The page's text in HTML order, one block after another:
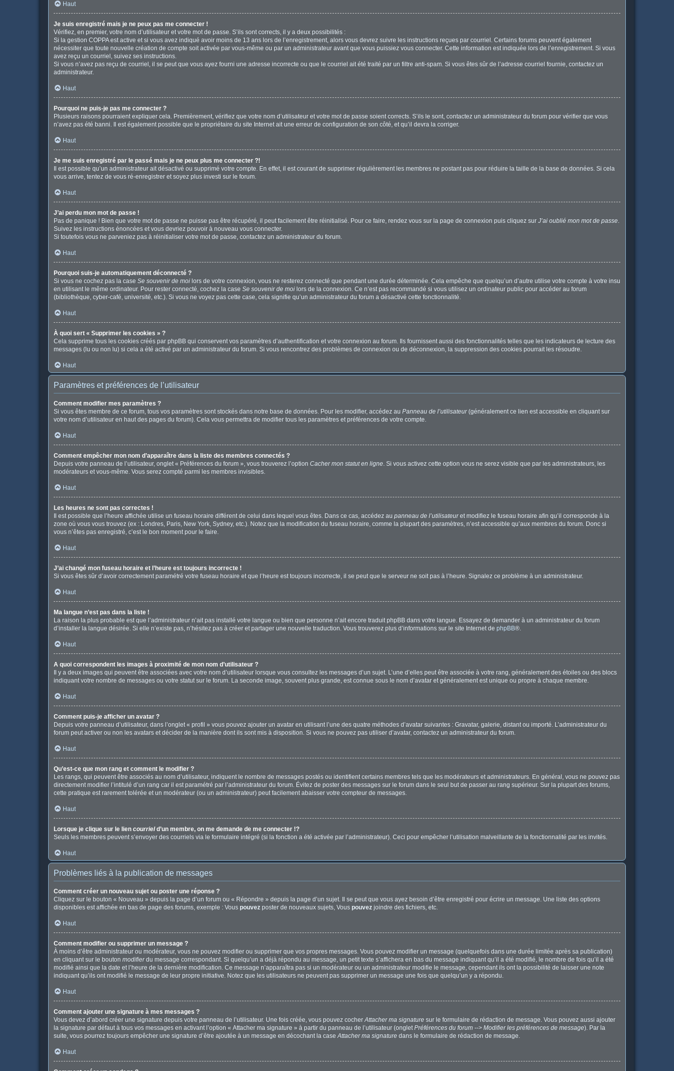
Haut
Je suis enregistré mais je ne peux pas me connecter !
Vérifiez, en premier, votre nom d’utilisateur et votre mot de passe. S’ils sont corrects, il y a deux possibilités :
Si la gestion COPPA est active et si vous avez indiqué avoir moins de 13 ans lors de l’enregistrement, alors vous devrez suivre les instructions reçues par courriel. Certains forums peuvent également
nécessiter que toute nouvelle création de compte soit activée par vous-même ou par un administrateur avant que vous puissiez vous connecter. Cette information est indiquée lors de l’enregistrement. Si vous
avez reçu un courriel, suivez ses instructions.
Si vous n’avez pas reçu de courriel, il se peut que vous ayez fourni une adresse incorrecte ou que le courriel ait été traité par un filtre anti-spam. Si vous êtes sûr de l’adresse courriel fournie, contactez un
administrateur.
Haut
Pourquoi ne puis-je pas me connecter ?
Plusieurs raisons pourraient expliquer cela. Premièrement, vérifiez que votre nom d’utilisateur et votre mot de passe soient corrects. S’ils le sont, contactez un administrateur du forum pour vérifier que vous
n’avez pas été banni. Il est également possible que le propriétaire du site Internet ait une erreur de configuration de son côté, et qu’il devra la corriger.
Haut
Je me suis enregistré par le passé mais je ne peux plus me connecter ?!
Il est possible qu’un administrateur ait désactivé ou supprimé votre compte. En effet, il est courant de supprimer régulièrement les membres ne postant pas pour réduire la taille de la base de données. Si cela
vous arrive, tentez de vous ré-enregistrer et soyez plus investi sur le forum.
Haut
J’ai perdu mon mot de passe !
Pas de panique ! Bien que votre mot de passe ne puisse pas être récupéré, il peut facilement être réinitialisé. Pour ce faire, rendez vous sur la page de connexion puis cliquez sur J’ai oublié mon mot de passe.
Suivez les instructions énoncées et vous devriez pouvoir à nouveau vous connecter.
Si toutefois vous ne parveniez pas à réinitialiser votre mot de passe, contactez un administrateur du forum.
Haut
Pourquoi suis-je automatiquement déconnecté ?
Si vous ne cochez pas la case Se souvenir de moi lors de votre connexion, vous ne resterez connecté que pendant une durée déterminée. Cela empêche que quelqu’un d’autre utilise votre compte à votre insu
en utilisant le même ordinateur. Pour rester connecté, cochez la case Se souvenir de moi lors de la connexion. Ce n’est pas recommandé si vous utilisez un ordinateur public pour accéder au forum
(bibliothèque, cyber-café, université, etc.). Si vous ne voyez pas cette case, cela signifie qu’un administrateur du forum a désactivé cette fonctionnalité.
Haut
À quoi sert « Supprimer les cookies » ?
Cela supprime tous les cookies créés par phpBB qui conservent vos paramètres d’authentification et votre connexion au forum. Ils fournissent aussi des fonctionnalités telles que les indicateurs de lecture des
messages (lu ou non lu) si cela a été activé par un administrateur du forum. Si vous rencontrez des problèmes de connexion ou de déconnexion, la suppression des cookies pourrait les résoudre.
Haut
Paramètres et préférences de l’utilisateur
Comment modifier mes paramètres ?
Si vous êtes membre de ce forum, tous vos paramètres sont stockés dans notre base de données. Pour les modifier, accédez au Panneau de l’utilisateur(généralement ce lien est accessible en cliquant sur
votre nom d’utilisateur en haut des pages du forum). Cela vous permettra de modifier tous les paramètres et préférences de votre compte.
Haut
Comment empêcher mon nom d’apparaître dans la liste des membres connectés ?
Depuis votre panneau de l’utilisateur, onglet « Préférences du forum », vous trouverez l’option Cacher mon statut en ligne. Si vous activez cette option vous ne serez visible que par les administrateurs, les
modérateurs et vous-même. Vous serez compté parmi les membres invisibles.
Haut
Les heures ne sont pas correctes !
Il est possible que l’heure affichée utilise un fuseau horaire différent de celui dans lequel vous êtes. Dans ce cas, accédez au panneau de l’utilisateuret modifiez le fuseau horaire afin qu’il corresponde à la
zone où vous vous trouvez (ex : Londres, Paris, New York, Sydney, etc.). Notez que la modification du fuseau horaire, comme la plupart des paramètres, n’est accessible qu’aux membres du forum. Donc si
vous n’êtes pas enregistré, c’est le bon moment pour le faire.
Haut
J’ai changé mon fuseau horaire et l’heure est toujours incorrecte !
Si vous êtes sûr d’avoir correctement paramétré votre fuseau horaire et que l’heure est toujours incorrecte, il se peut que le serveur ne soit pas à l’heure. Signalez ce problème à un administrateur.
Haut
Ma langue n’est pas dans la liste !
La raison la plus probable est que l’administrateur n’ait pas installé votre langue ou bien que personne n’ait encore traduit phpBB dans votre langue. Essayez de demander à un administrateur du forum
d’installer la langue désirée. Si elle n’existe pas, n’hésitez pas à créer et partager une nouvelle traduction. Vous trouverez plus d’informations sur le site Internet de phpBB®.
Haut
A quoi correspondent les images à proximité de mon nom d’utilisateur ?
Il y a deux images qui peuvent être associées avec votre nom d’utilisateur lorsque vous consultez les messages d’un sujet. L’une d’elles peut être associée à votre rang, généralement des étoiles ou des blocs
indiquant votre nombre de messages ou votre statut sur le forum. La seconde image, souvent plus grande, est connue sous le nom d’avatar et généralement est unique ou propre à chaque membre.
Haut
Comment puis-je afficher un avatar ?
Depuis votre panneau d’utilisateur, dans l’onglet « profil » vous pouvez ajouter un avatar en utilisant l’une des quatre méthodes d’avatar suivantes : Gravatar, galerie, distant ou importé. L’administrateur du
forum peut activer ou non les avatars et décider de la manière dont ils sont mis à disposition. Si vous ne pouvez pas utiliser d’avatar, contactez un administrateur du forum.
Haut
Qu’est-ce que mon rang et comment le modifier ?
Les rangs, qui peuvent être associés au nom d’utilisateur, indiquent le nombre de messages postés ou identifient certains membres tels que les modérateurs et administrateurs. En général, vous ne pouvez pas
directement modifier l’intitulé d’un rang car il est paramétré par l’administrateur du forum. Évitez de poster des messages sur le forum dans le seul but de passer au rang supérieur. Sur la plupart des forums,
cette pratique est rarement tolérée et un modérateur (ou un administrateur) peut facilement abaisser votre compteur de messages.
Haut
Lorsque je clique sur le lien courrield’un membre, on me demande de me connecter !?
Seuls les membres peuvent s’envoyer des courriels via le formulaire intégré (si la fonction a été activée par l’administrateur). Ceci pour empêcher l’utilisation malveillante de la fonctionnalité par les invités.
Haut
Problèmes liés à la publication de messages
Comment créer un nouveau sujet ou poster une réponse ?
Cliquez sur le bouton « Nouveau » depuis la page d’un forum ou « Répondre » depuis la page d’un sujet. Il se peut que vous ayez besoin d’être enregistré pour écrire un message. Une liste des options
disponibles est affichée en bas de page des forums, exemple : Vous pouvez poster de nouveaux sujets, Vous pouvez joindre des fichiers, etc.
Haut
Comment modifier ou supprimer un message ?
À moins d’être administrateur ou modérateur, vous ne pouvez modifier ou supprimer que vos propres messages. Vous pouvez modifier un message (quelquefois dans une durée limitée après sa publication)
en cliquant sur le bouton modifierdu message correspondant. Si quelqu’un a déjà répondu au message, un petit texte s’affichera en bas du message indiquant qu’il a été modifié, le nombre de fois qu’il a été
modifié ainsi que la date et l’heure de la dernière modification. Ce message n’apparaîtra pas si un modérateur ou un administrateur modifie le message, cependant ils ont la possibilité de laisser une note
indiquant qu’ils ont modifié le message de leur propre initiative. Notez que les utilisateurs ne peuvent pas supprimer un message une fois que quelqu’un y a répondu.
Haut
Comment ajouter une signature à mes messages ?
Vous devez d’abord créer une signature depuis votre panneau de l’utilisateur. Une fois créée, vous pouvez cocherAttacher ma signature sur le formulaire de rédaction de message. Vous pouvez aussi ajouter
la signature par défaut à tous vos messages en activant l’option « Attacher ma signature » à partir du panneau de l’utilisateur (ongletPréférences du forum --> Modifier les préférences de message). Par la
suite, vous pourrez toujours empêcher une signature d’être ajoutée à un message en décochant la caseAttacher ma signature dans le formulaire de rédaction de message.
Haut